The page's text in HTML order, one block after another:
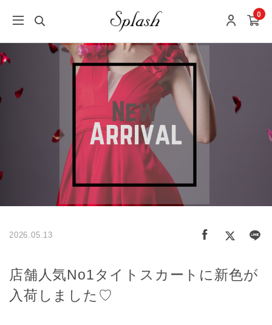
0
2026.05.13
店舗人気No1タイトスカートに新色が
入荷しました♡